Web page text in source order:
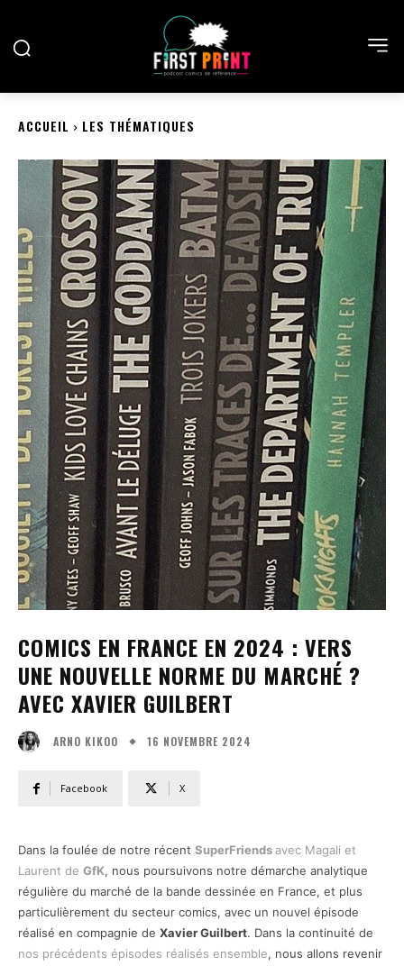
ACCUEIL LES THÉMATIQUES
COMICS EN FRANCE EN 2024 : VERS
UNE NOUVELLE NORME DU MARCHÉ ?
AVEC XAVIER GUILBERT
ARNO KIKOO 16 NOVEMBRE 2024
Facebook X
Dans la foulée de notre récent SuperFriendsavec Magali et
Laurent de GfK, nous poursuivons notre démarche analytique
régulière du marché de la bande dessinée en France, et plus
particulièrement du secteur comics, avec un nouvel épisode
réalisé en compagnie de Xavier Guilbert. Dans la continuité de
nos précédents épisodes réalisés ensemble, nous allons revenir